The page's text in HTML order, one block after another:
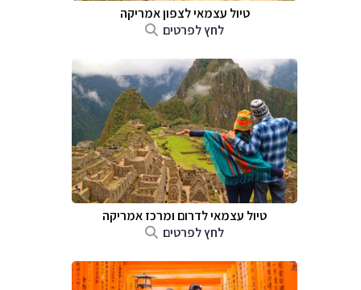
טיול עצמאי לצפון אמריקה
לחץ לפרטים
טיול עצמאי לדרום ומרכז אמריקה
לחץ לפרטים